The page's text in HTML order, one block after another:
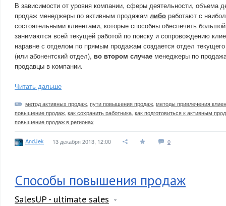
В зависимости от уровня компании, сферы деятельности, объема
продаж менеджеры по активным продажам либо работают с
состоятельными клиентами, которые способны обеспечить
занимаются всей текущей работой по поиску и сопровождению
наравне с отделом по прямым продажам создается отдел
(или абонентский отдел), во втором случае менеджеры по
продавцы в компании.
Читать дальше
метод активных продаж пути повышения продаж методы привлечения
повышение продаж как сохранить работника как подготовиться к активным
повышение продаж в регионах
AndJek 13 декабря 2013, 12:00 0
Способы повышения продаж
SalesUP - ultimate sales